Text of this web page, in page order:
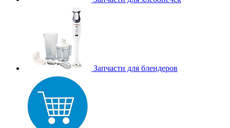
Запчасти для блендеров